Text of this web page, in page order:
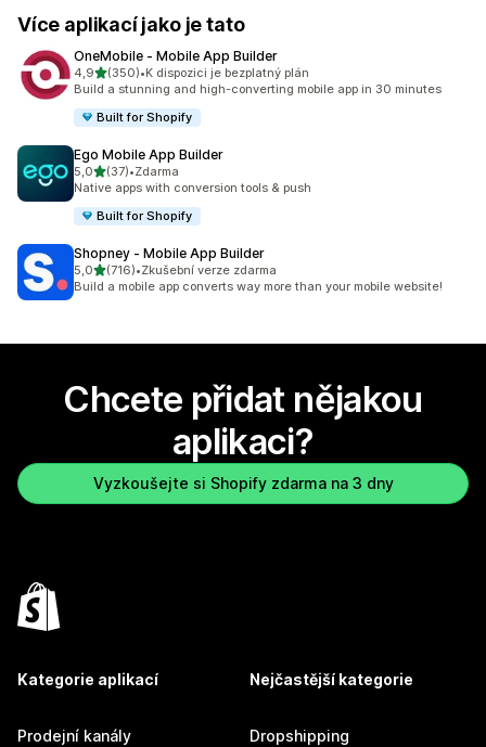
Více aplikací jako je tato
OneMobile ‑ Mobile App Builder
4,9z 5 hvězd
(350)
Celkový počet recenzí: 350
•K dispozici je bezplatný plán
Build a stunning and high-converting mobile app in 30 minutes
Built for Shopify
Ego Mobile App Builder
5,0z 5 hvězd
(37)
Celkový počet recenzí: 37
•Zdarma
Native apps with conversion tools & push
Built for Shopify
Shopney ‑ Mobile App Builder
5,0z 5 hvězd
(716)
Celkový počet recenzí: 716
•Zkušební verze zdarma
Build a mobile app converts way more than your mobile website!
Chcete přidat nějakou
aplikaci?
Vyzkoušejte si Shopify zdarma na 3 dny
Kategorie aplikací
Prodejní kanály
Nejčastější kategorie
Dropshipping